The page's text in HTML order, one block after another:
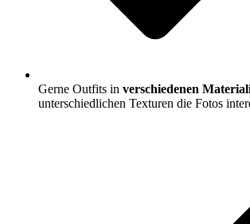
Gerne Outfits in verschiedenen
unterschiedlichen Texturen die Fotos